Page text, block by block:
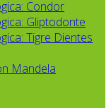
Condor
Gliptodonte
Tigre Dientes
Mandela